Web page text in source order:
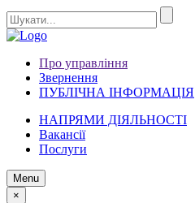
Про управління
Звернення
ПУБЛІЧНА ІНФОРМАЦІЯ
НАПРЯМИ ДІЯЛЬНОСТІ
Вакансії
Послуги
Menu
×